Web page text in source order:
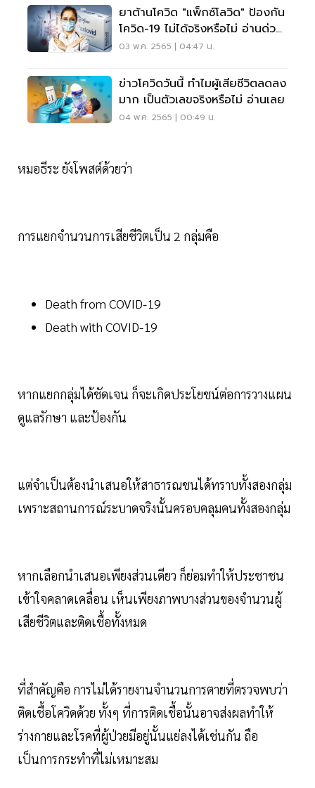
ยาต้านโควิด "แพ็กซ์โลวิด" ป้องกัน
โควิด-19 ไม่ได้จริงหรือไม่ อ่านด่วน
เลย
03 พ.ค. 2565 | 04:47 น.
ข่าวโควิดวันนี้ ทำไมผู้เสียชีวิตลดลง
มาก เป็นตัวเลขจริงหรือไม่ อ่านเลย
04 พ.ค. 2565 | 00:49 น.
หมอธีระ ยังโพสต์ด้วยว่า
การแยกจำนวนการเสียชีวิตเป็น 2 กลุ่มคือ
Death from COVID-19
Death with COVID-19
หากแยกกลุ่มได้ชัดเจน ก็จะเกิดประโยชน์ต่อการวางแผน
ดูแลรักษา และป้องกัน
แต่จำเป็นต้องนำเสนอให้สาธารณชนได้ทราบทั้งสองกลุ่ม
เพราะสถานการณ์ระบาดจริงนั้นครอบคลุมคนทั้งสองกลุ่ม
หากเลือกนำเสนอเพียงส่วนเดียว ก็ย่อมทำให้ประชาชน
เข้าใจคลาดเคลื่อน เห็นเพียงภาพบางส่วนของจำนวนผู้
เสียชีวิตและติดเชื้อทั้งหมด
ที่สำคัญคือ การไม่ได้รายงานจำนวนการตายที่ตรวจพบว่า
ติดเชื้อโควิดด้วย ทั้งๆ ที่การติดเชื้อนั้นอาจส่งผลทำให้
ร่างกายและโรคที่ผู้ป่วยมีอยู่นั้นแย่ลงได้เช่นกัน ถือ
เป็นการกระทำที่ไม่เหมาะสม